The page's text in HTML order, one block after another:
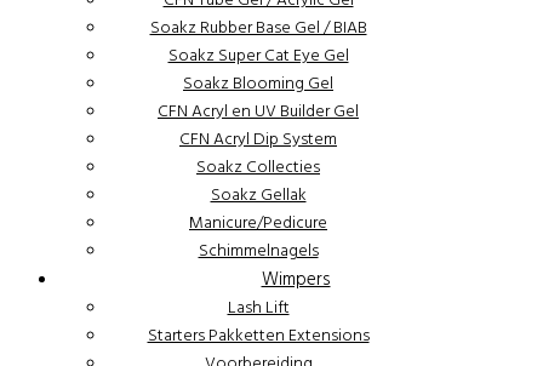
Soakz Rubber Base Gel / BIAB
Soakz Super Cat Eye Gel
Soakz Blooming Gel
CFN Acryl en UV Builder Gel
CFN Acryl Dip System
Soakz Collecties
Soakz Gellak
Manicure/Pedicure
Schimmelnagels
Wimpers
Lash Lift
Starters Pakketten Extensions